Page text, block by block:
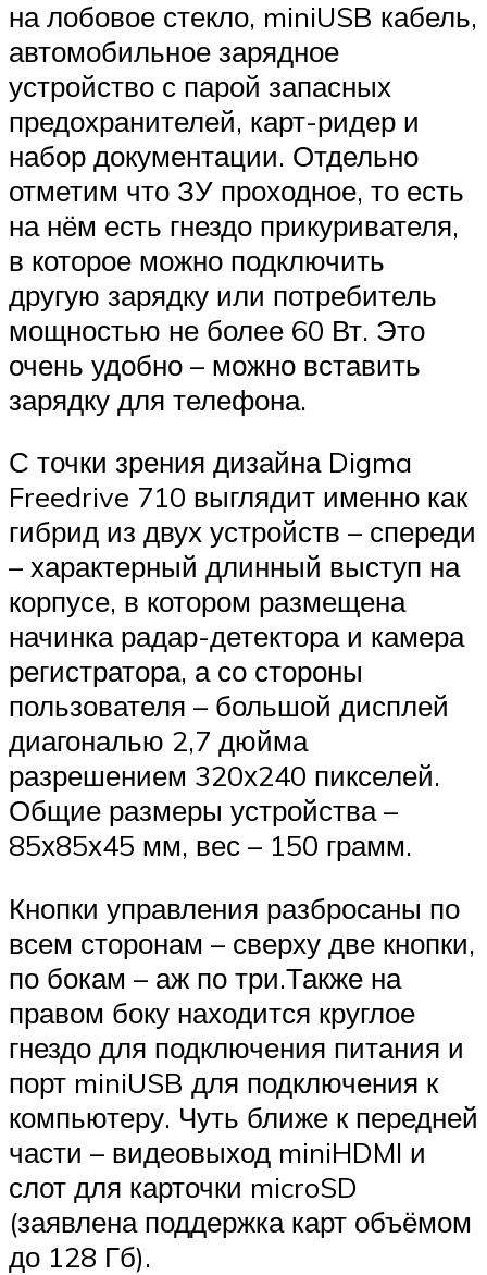
на лобовое стекло, miniUSB кабель,
автомобильное зарядное
устройство с парой запасных
предохранителей, карт-ридер и
набор документации. Отдельно
отметим что ЗУ проходное, то есть
на нём есть гнездо прикуривателя,
в которое можно подключить
другую зарядку или потребитель
мощностью не более 60 Вт. Это
очень удобно – можно вставить
зарядку для телефона.
С точки зрения дизайна Digma
Freedrive 710 выглядит именно как
гибрид из двух устройств – спереди
– характерный длинный выступ на
корпусе, в котором размещена
начинка радар-детектора и камера
регистратора, а со стороны
пользователя – большой дисплей
диагональю 2,7 дюйма
разрешением 320х240 пикселей.
Общие размеры устройства –
85х85х45 мм, вес – 150 грамм.
Кнопки управления разбросаны по
всем сторонам – сверху две кнопки,
по бокам – аж по три.Также на
правом боку находится круглое
гнездо для подключения питания и
порт miniUSB для подключения к
компьютеру. Чуть ближе к передней
части – видеовыход miniHDMI и
слот для карточки microSD
(заявлена поддержка карт объёмом
до 128 Гб).